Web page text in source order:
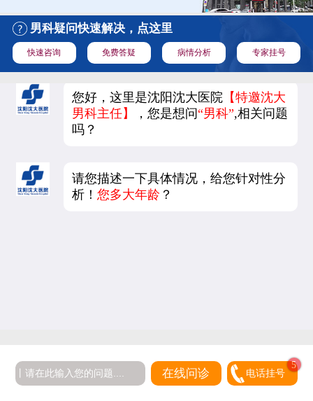
男科疑问快速解决，点这里
快速咨询 免费答疑 病情分析 专家挂号
您好，这里是沈阳沈大医院 【特邀沈大
男科主任】
，您是想问“男科”,相关问题
吗？
请您描述一下具体情况，给您针对性分
析！您多大年龄 ？
在线问诊 电话挂号
5